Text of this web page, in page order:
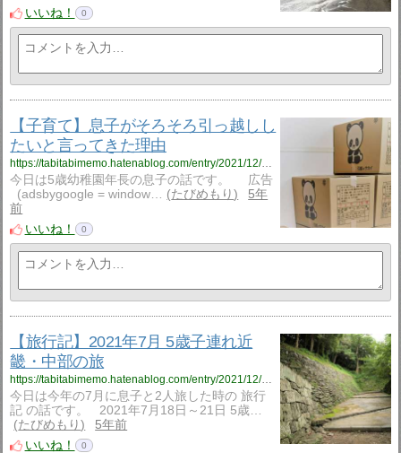
いいね！
0
【子育て】息子がそろそろ引っ越しし
たいと言ってきた理由
https://tabitabimemo.hatenablog.com/entry/2021/12/07/180000
今日は5歳幼稚園年長の息子の話です。 広告
(adsbygoogle = window…
たびめもり
5年
前
いいね！
0
【旅行記】2021年7月 5歳子連れ近
畿・中部の旅
https://tabitabimemo.hatenablog.com/entry/2021/12/05/192159
今日は今年の7月に息子と2人旅した時の 旅行
記 の話です。 2021年7月18日～21日 5歳…
たびめもり
5年前
いいね！
0